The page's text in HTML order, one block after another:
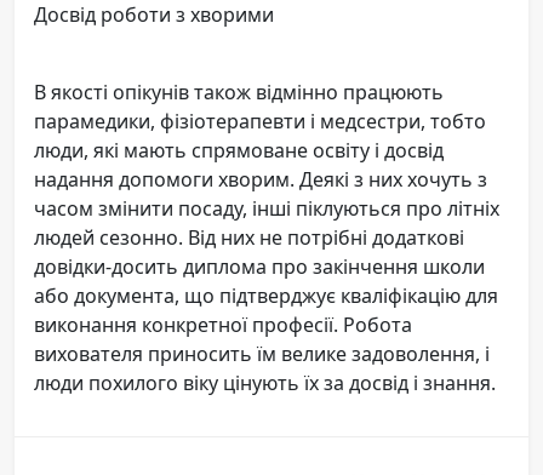
Досвід роботи з хворими
В якості опікунів також відмінно працюють
парамедики, фізіотерапевти і медсестри, тобто
люди, які мають спрямоване освіту і досвід
надання допомоги хворим. Деякі з них хочуть з
часом змінити посаду, інші піклуються про літніх
людей сезонно. Від них не потрібні додаткові
довідки-досить диплома про закінчення школи
або документа, що підтверджує кваліфікацію для
виконання конкретної професії. Робота
вихователя приносить їм велике задоволення, і
люди похилого віку цінують їх за досвід і знання.